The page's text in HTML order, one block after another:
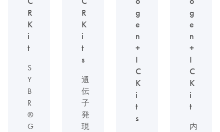
R
K
i
t
S
Y
B
R
®
G
R
K
i
t
s
遺
伝
子
発
現
g
e
n
+
I
C
K
i
t
s
g
e
n
+
I
C
K
i
t
内